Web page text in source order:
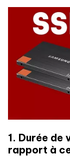
1. Durée de
rapport à